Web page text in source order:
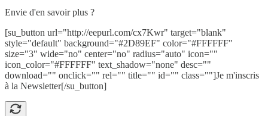
Envie d'en savoir plus ?
[su_button url="http://eepurl.com/cx7Kwr" target="blank"
style="default" background="#2D89EF" color="#FFFFFF"
size="3" wide="no" center="no" radius="auto" icon=""
icon_color="#FFFFFF" text_shadow="none" desc=""
download="" onclick="" rel="" title="" id="" class=""]Je m'inscris
à la Newsletter[/su_button]